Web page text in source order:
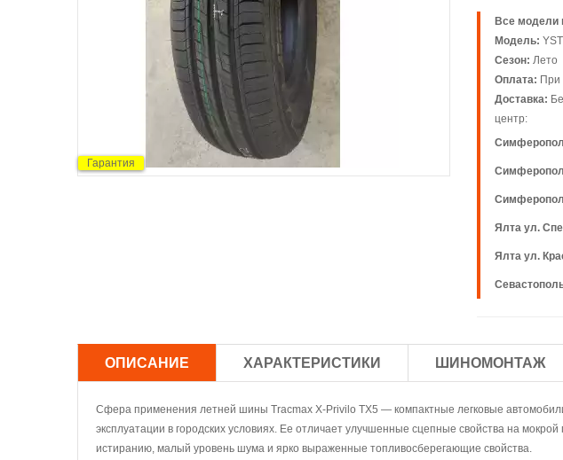
Гарантия
Все модели
Модель:
Сезон: Лето
Оплата: При
Доставка:
центр:
Ялта ул.
Ялта ул.
ОПИСАНИЕ ХАРАКТЕРИСТИКИ ШИНОМОНТАЖ
Сфера применения летней шины Tracmax X-Privilo TX5 — компактные легковые
эксплуатации в городских условиях. Ее отличает улучшенные сцепные свойства на мокрой
истиранию, малый уровень шума и ярко выраженные топливосберегающие свойства.